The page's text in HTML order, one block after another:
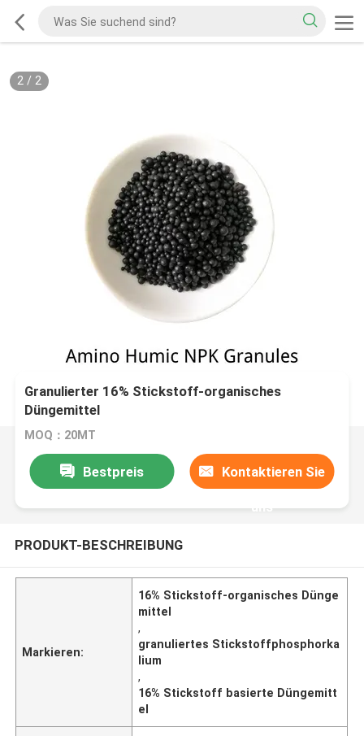
2/ 2
Granulierter 16% Stickstoff-organisches
Düngemittel
MOQ：20MT
Bestpreis Kontaktieren Sie
uns
PRODUKT-BESCHREIBUNG
Markieren:
16% Stickstoff-organisches Dünge
mittel
,
granuliertes Stickstoffphosphorka
lium
,
16% Stickstoff basierte Düngemitt
el